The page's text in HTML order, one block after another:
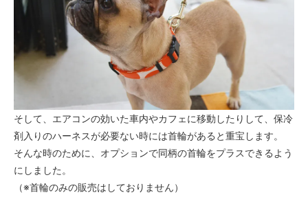
そして、エアコンの効いた車内やカフェに移動したりして、保冷
剤入りのハーネスが必要ない時には首輪があると重宝します。
そんな時のために、オプションで同柄の首輪をプラスできるよう
にしました。
（※首輪のみの販売はしておりません）